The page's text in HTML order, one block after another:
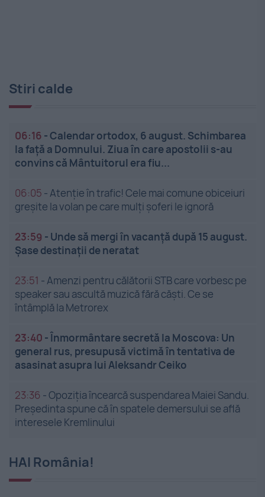
Stiri calde
06:16 -Calendar ortodox, 6 august. Schimbarea
la față a Domnului. Ziua în care apostolii s-au
convins că Mântuitorul era fiu...
06:05 -Atenție în trafic! Cele mai comune obiceiuri
greșite la volan pe care mulți șoferi le ignoră
23:59 - Unde să mergi în vacanță după 15 august.
Șase destinații de neratat
23:51 -Amenzi pentru călătorii STB care vorbesc pe
speaker sau ascultă muzică fără căști. Ce se
întâmplă la Metrorex
23:40 -Înmormântare secretă la Moscova: Un
general rus, presupusă victimă în tentativa de
asasinat asupra lui Aleksandr Ceiko
23:36 -Opoziția încearcă suspendarea Maiei Sandu.
Președinta spune că în spatele demersului se află
interesele Kremlinului
HAI România!